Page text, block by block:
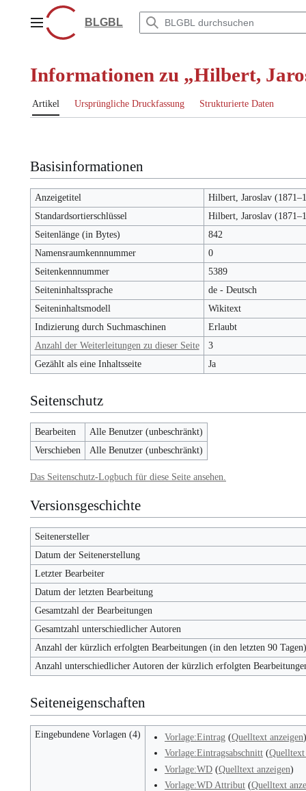
springenHauptmenüBLGBL
Informationen zu „Hilbert,
Artikel Ursprüngliche Druckfassung Strukturierte Daten
Basisinformationen
Anzeigetitel
Hilbert, Jaroslav
Standardsortierschlüssel
Hilbert, Jaroslav
Seitenlänge (in Bytes)
842
Namensraumkennnummer
0
Seitenkennnummer
5389
Seiteninhaltssprache
de - Deutsch
Seiteninhaltsmodell
Wikitext
Indizierung durch Suchmaschinen
Erlaubt
Anzahl der Weiterleitungen zu dieser Seite
3
Gezählt als eine Inhaltsseite
Ja
Seitenschutz
Bearbeiten
Alle Benutzer (unbeschränkt)
Verschieben
Alle Benutzer (unbeschränkt)
Das Seitenschutz-Logbuch für diese Seite ansehen.
Versionsgeschichte
Seitenersteller
Datum der Seitenerstellung
Letzter Bearbeiter
Datum der letzten Bearbeitung
Gesamtzahl der Bearbeitungen
Gesamtzahl unterschiedlicher Autoren
Anzahl der kürzlich erfolgten Bearbeitungen (in den letzten 90 Tagen)
Anzahl unterschiedlicher Autoren der kürzlich erfolgten
Seiteneigenschaften
Eingebundene Vorlagen (4) Vorlage:Eintrag(Quelltext anzeigen)
Vorlage:Eintragsabschnitt(Quelltext
Vorlage:WD(Quelltext anzeigen)
Vorlage:WD Attribut(Quelltext